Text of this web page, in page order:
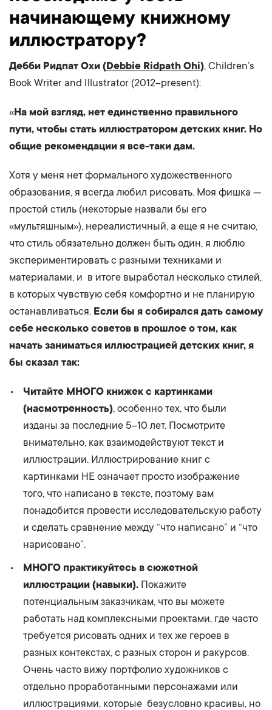
начинающему книжному
иллюстратору?
Дебби Ридпат Охи (Debbie Ridpath Ohi), Children’s
Book Writer and Illustrator (2012–present):
«На мой взгляд, нет единственно правильного
пути, чтобы стать иллюстратором детских книг. Но
общие рекомендации я все-таки дам.
Хотя у меня нет формального художественного
образования, я всегда любил рисовать. Моя фишка —
простой стиль (некоторые назвали бы его
«мультяшным»), нереалистичный, а еще я не считаю,
что стиль обязательно должен быть один, я люблю
экспериментировать с разными техниками и
материалами, и в итоге выработал несколько стилей,
в которых чувствую себя комфортно и не планирую
останавливаться. Если бы я собирался дать самому
себе несколько советов в прошлое о том, как
начать заниматься иллюстрацией детских книг, я
бы сказал так:
Читайте МНОГО книжек с картинками
(насмотренность), особенно тех, что были
изданы за последние 5–10 лет. Посмотрите
внимательно, как взаимодействуют текст и
иллюстрации. Иллюстрирование книг с
картинками НЕ означает просто изображение
того, что написано в тексте, поэтому вам
понадобится провести исследовательскую работу
и сделать сравнение между “что написано” и “что
нарисовано”.
МНОГО практикуйтесь в сюжетной
иллюстрации (навыки). Покажите
потенциальным заказчикам, что вы можете
работать над комплексными проектами, где часто
требуется рисовать одних и тех же героев в
разных контекстах, с разных сторон и ракурсов.
Очень часто вижу портфолио художников с
отдельно проработанными персонажами или
иллюстрациями, которые безусловно красивы, но